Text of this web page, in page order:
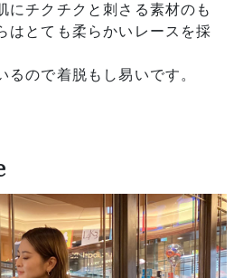
にチクチクと刺さる素材のも
はとても柔らかいレースを採
るので着脱もし易いです。